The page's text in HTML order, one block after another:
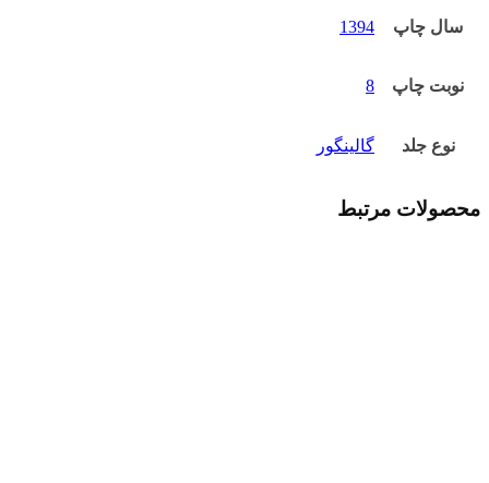
سال چاپ 1394
نوبت چاپ 8
نوع جلد گالینگور
محصولات مرتبط